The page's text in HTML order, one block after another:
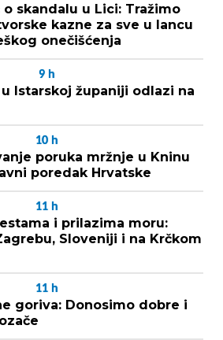
o skandalu u Lici: Tražimo
kazne za sve u lancu
onečišćenja
9 h
Istarskoj županiji odlazi na
10 h
poruka mržnje u Kninu
poredak Hrvatske
11 h
i prilazima moru:
Sloveniji i na Krčkom
11 h
goriva: Donosimo dobre i